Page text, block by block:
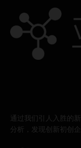
通过我们引人入胜的
分析，发现创新初创